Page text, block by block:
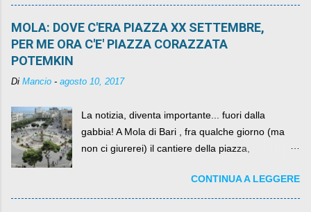
MOLA: DOVE C'ERA PIAZZA XX SETTEMBRE,
PER ME ORA C'E' PIAZZA CORAZZATA
POTEMKIN
Di Mancio - agosto 10, 2017
La notizia, diventa importante... fuori dalla
gabbia! A Mola di Bari , fra qualche giorno (ma
non ci giurerei) il cantiere della piazza,
per un numero esorbitante di mesi, non ci sarà
più. C'era una volta Piazza XX Settembre ,
CONTINUA A LEGGERE